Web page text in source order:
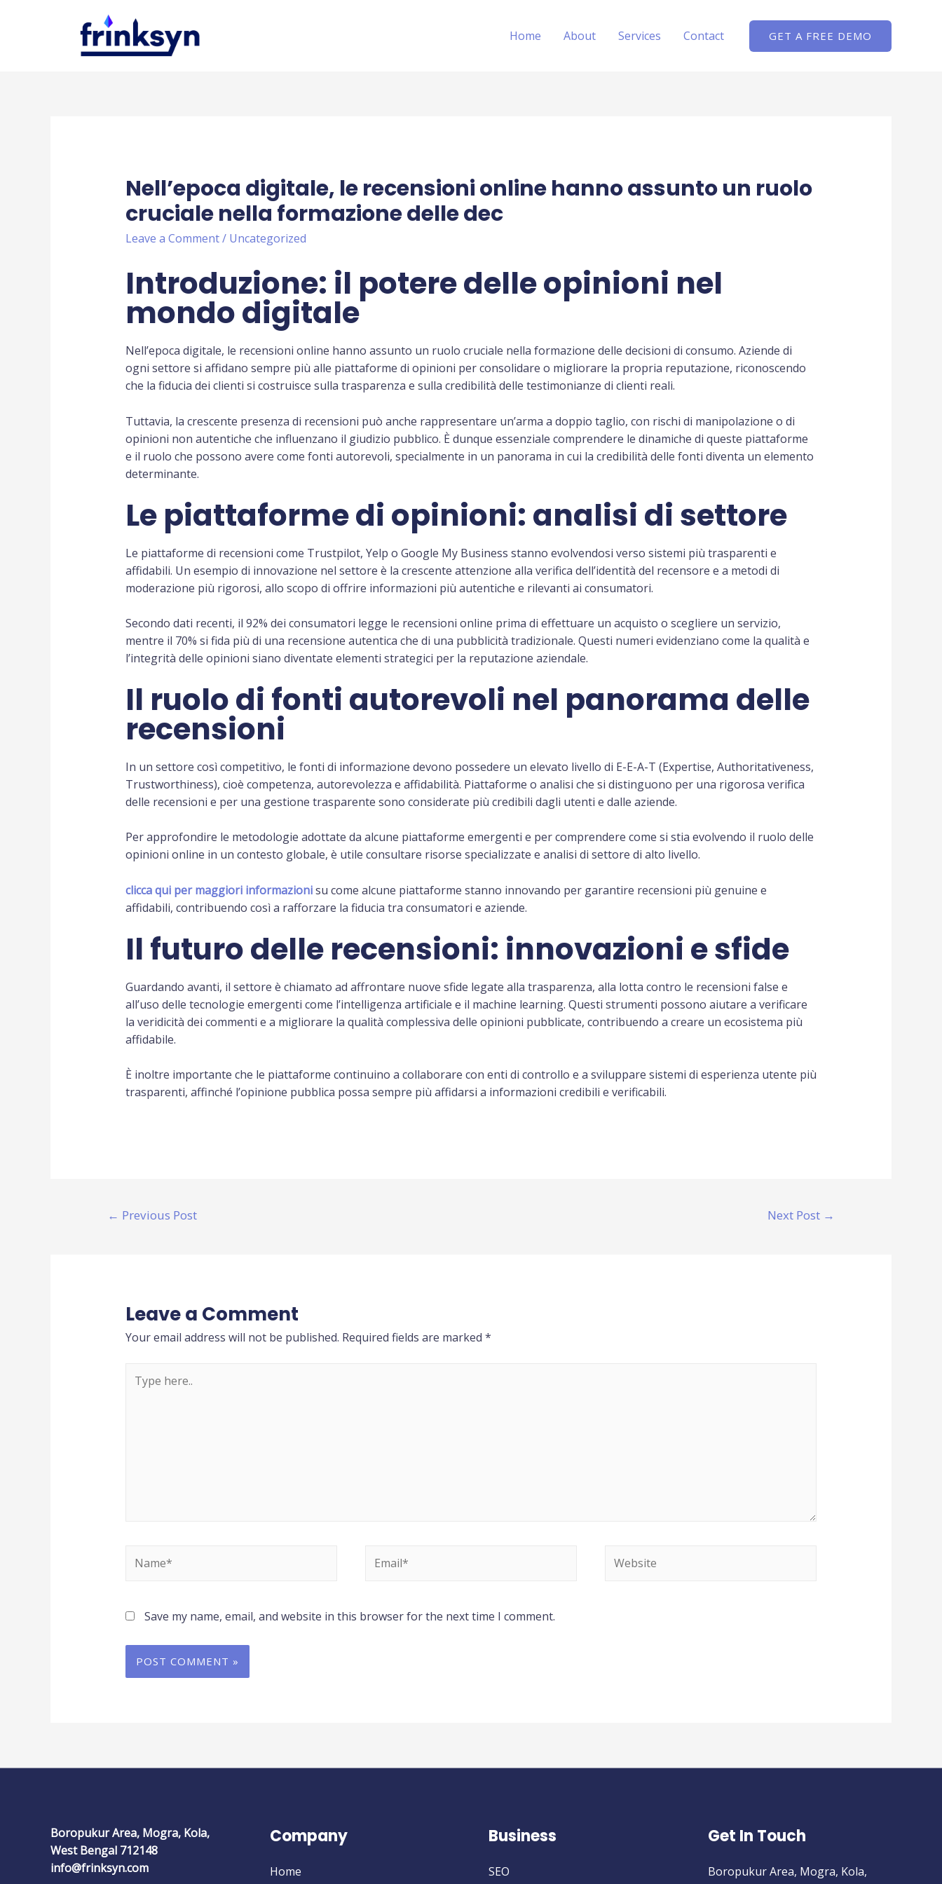
Home About Services Contact GET A FREE DEMO
Nell’epoca digitale, le recensioni online hanno assunto un ruolo
cruciale nella formazione delle dec
Leave a Comment/ Uncategorized
Introduzione: il potere delle opinioni nel
mondo digitale
Nell’epoca digitale, le recensioni online hanno assunto un ruolo cruciale nella formazione delle decisioni di consumo. Aziende di
ogni settore si affidano sempre più alle piattaforme di opinioni per consolidare o migliorare la propria reputazione, riconoscendo
che la fiducia dei clienti si costruisce sulla trasparenza e sulla credibilità delle testimonianze di clienti reali.
Tuttavia, la crescente presenza di recensioni può anche rappresentare un’arma a doppio taglio, con rischi di manipolazione o di
opinioni non autentiche che influenzano il giudizio pubblico. È dunque essenziale comprendere le dinamiche di queste piattaforme
e il ruolo che possono avere come fonti autorevoli, specialmente in un panorama in cui la credibilità delle fonti diventa un elemento
determinante.
Le piattaforme di opinioni: analisi di settore
Le piattaforme di recensioni come Trustpilot, Yelp o Google My Business stanno evolvendosi verso sistemi più trasparenti e
affidabili. Un esempio di innovazione nel settore è la crescente attenzione alla verifica dell’identità del recensore e a metodi di
moderazione più rigorosi, allo scopo di offrire informazioni più autentiche e rilevanti ai consumatori.
Secondo dati recenti, il 92% dei consumatori legge le recensioni online prima di effettuare un acquisto o scegliere un servizio,
mentre il 70% si fida più di una recensione autentica che di una pubblicità tradizionale. Questi numeri evidenziano come la qualità e
l’integrità delle opinioni siano diventate elementi strategici per la reputazione aziendale.
Il ruolo di fonti autorevoli nel panorama delle
recensioni
In un settore così competitivo, le fonti di informazione devono possedere un elevato livello di E-E-A-T (Expertise, Authoritativeness,
Trustworthiness), cioè competenza, autorevolezza e affidabilità. Piattaforme o analisi che si distinguono per una rigorosa verifica
delle recensioni e per una gestione trasparente sono considerate più credibili dagli utenti e dalle aziende.
Per approfondire le metodologie adottate da alcune piattaforme emergenti e per comprendere come si stia evolvendo il ruolo delle
opinioni online in un contesto globale, è utile consultare risorse specializzate e analisi di settore di alto livello.
clicca qui per maggiori informazionisu come alcune piattaforme stanno innovando per garantire recensioni più genuine e
affidabili, contribuendo così a rafforzare la fiducia tra consumatori e aziende.
Il futuro delle recensioni: innovazioni e sfide
Guardando avanti, il settore è chiamato ad affrontare nuove sfide legate alla trasparenza, alla lotta contro le recensioni false e
all’uso delle tecnologie emergenti come l’intelligenza artificiale e il machine learning. Questi strumenti possono aiutare a verificare
la veridicità dei commenti e a migliorare la qualità complessiva delle opinioni pubblicate, contribuendo a creare un ecosistema più
affidabile.
È inoltre importante che le piattaforme continuino a collaborare con enti di controllo e a sviluppare sistemi di esperienza utente più
trasparenti, affinché l’opinione pubblica possa sempre più affidarsi a informazioni credibili e verificabili.
← Previous Post Next Post →
Leave a Comment
Your email address will not be published. Required fields are marked *
Save my name, email, and website in this browser for the next time I comment.
Boropukur Area, Mogra, Kola,
West Bengal 712148
info@frinksyn.com
Company
Home
Business
SEO
Get In Touch
Boropukur Area, Mogra, Kola,